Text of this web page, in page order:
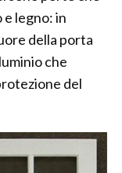
legno: in
della porta
che
del